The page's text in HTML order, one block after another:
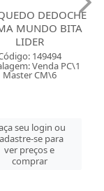
DEDOCHE
MUNDO BITA
LIDER
149494
Venda PC\1
Master CM\6
seu login ou
se para
ver preços e
comprar